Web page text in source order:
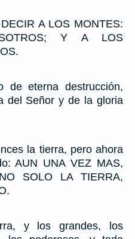
A LOS MONTES:
Y A LOS
de eterna destrucción,
del Señor y de la gloria
la tierra, pero ahora
AUN UNA VEZ MAS,
SOLO LA TIERRA,
y los grandes, los